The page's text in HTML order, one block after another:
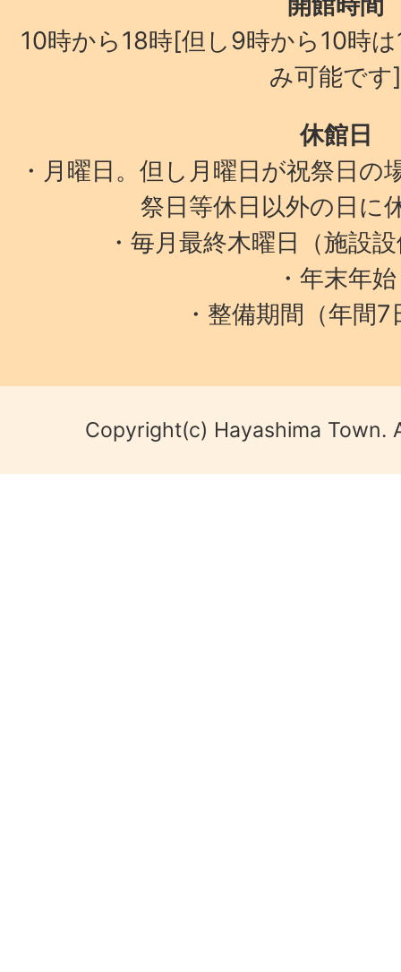
10時から18時[但し9時から10時
み可能です]
休館日
・月曜日。但し月曜日が祝祭日の
祭日等休日以外の日に
・毎月最終木曜日（施設
・年末年始
・整備期間（年間
Copyright(c) Hayashima Town.